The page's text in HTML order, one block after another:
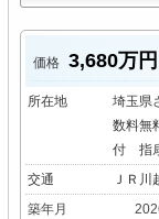
価格 3,680万円
所在地
埼玉県
数料無
付 指
交通
ＪＲ川
築年月